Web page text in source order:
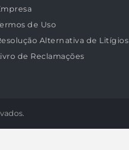
Imobiliária, Lda.
de Uso
Alternativa de Litígios
de Reclamações